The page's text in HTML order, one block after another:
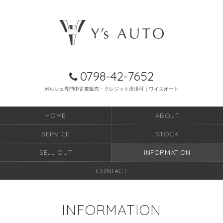
0798-42-7652
ポルシェ専門中古車販売・クレジット決済可｜ワイズオート
HOME ABOUT
SERVICE STOCK
SELL OUT INFORMATION
CONTACT
INFORMATION